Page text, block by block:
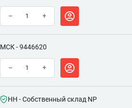
– +
МСК - 9446620
– +
НН - Собственный склад NP